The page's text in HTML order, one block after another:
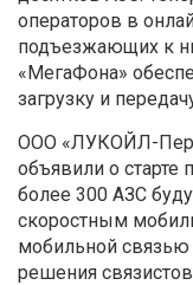
операторов в
подъезжающих к
«МегаФона»
загрузку и
ООО «ЛУКОЙЛ-
объявили о старте
более 300 АЗС
скоростным
мобильной связью
решения